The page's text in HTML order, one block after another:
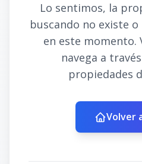
Lo sentimos, la
buscando no existe
en este momento.
navega a
propiedades
Volver